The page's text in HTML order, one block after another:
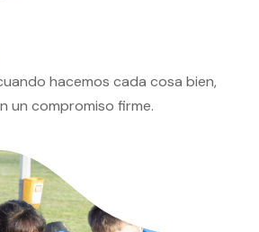
hacemos cada cosa bien,
un compromiso firme.